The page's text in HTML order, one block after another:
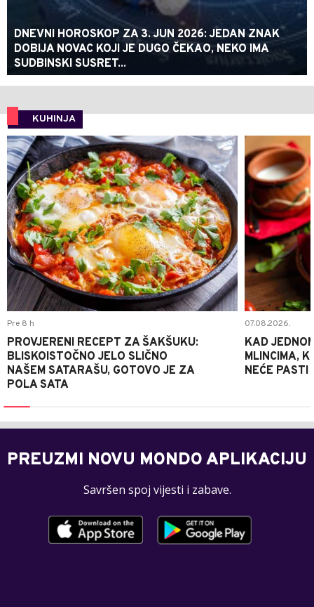
DNEVNI HOROSKOP ZA 3. JUN 2026: JEDAN ZNAK
DOBIJA NOVAC KOJI JE DUGO ČEKAO, NEKO IMA
SUDBINSKI SUSRET...
KUHINJA
0
Pre 8 h
PROVJERENI RECEPT ZA ŠAKŠUKU:
BLISKOISTOČNO JELO SLIČNO
NAŠEM SATARAŠU, GOTOVO JE ZA
POLA SATA
07.08.2026.
KAD
MLINCIMA,
NEĆE PASTI
PREUZMI NOVU MONDO APLIKACIJU
Savršen spoj vijesti i zabave.